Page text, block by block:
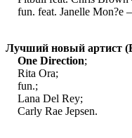
feat. Janelle Mon?e –
Лучший новый артист
One Direction;
Ora;
fun.;
Del Rey;
Rae Jepsen.